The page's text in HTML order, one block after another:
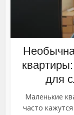
для
Маленькие
часто